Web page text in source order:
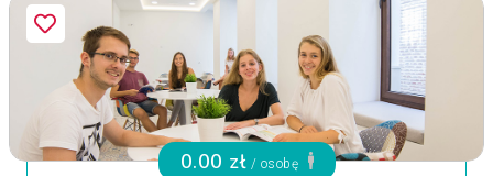
0.00 zł / osobę